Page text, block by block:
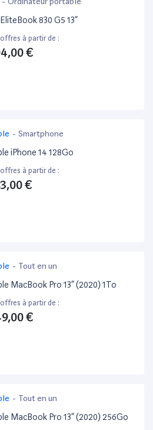
EliteBook 830 G5 13”
offres à partir de :
€
- Smartphone
iPhone 14 128Go
offres à partir de :
€
- Tout en un
MacBook Pro 13” (2020) 1To
offres à partir de :
€
- Tout en un
MacBook Pro 13” (2020) 256Go